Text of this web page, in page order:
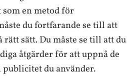
en metod för
du fortfarande se till att
rätt sätt. Du måste se till att du
åtgärder för att uppnå de
du använder.